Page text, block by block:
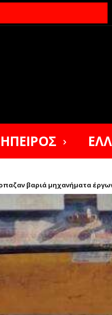
ΗΠΕΙΡΟΣ
βαριά μηχανήματα